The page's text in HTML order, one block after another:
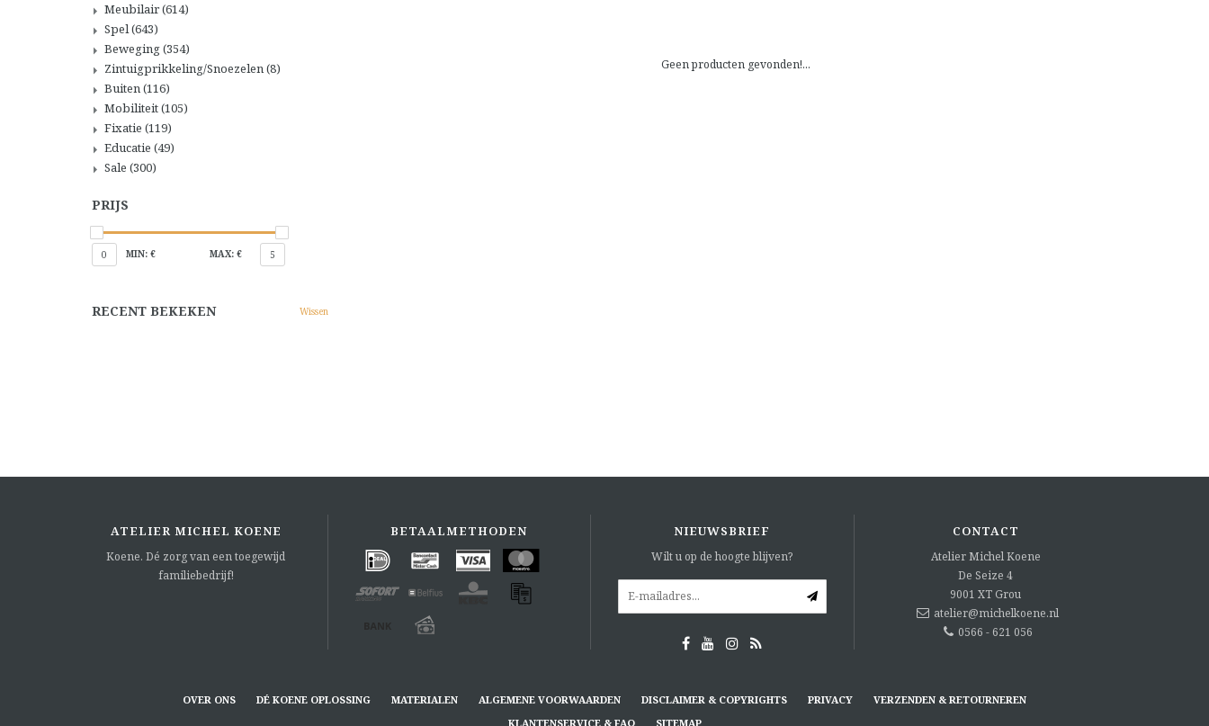
Meubilair(614)
Spel(643)
Beweging(354)
Zintuigprikkeling/Snoezelen(8)
Buiten(116)
Mobiliteit(105)
Fixatie (119)
Educatie (49)
Sale (300)
PRIJS
0 MIN: € MAX: € 5
RECENT BEKEKEN Wissen
Geen producten gevonden!...
ATELIER MICHEL KOENE
Koene. Dé zorg van een toegewijd
familiebedrijf!
BETAALMETHODEN NIEUWSBRIEF
Wilt u op de hoogte blijven?
CONTACT
Atelier Michel Koene
De Seize 4
9001 XT Grou
atelier@michelkoene.nl
0566 - 621 056
OVER ONS DÉ KOENE OPLOSSING MATERIALEN ALGEMENE VOORWAARDEN DISCLAIMER & COPYRIGHTS PRIVACY
VERZENDEN & RETOURNEREN
KLANTENSERVICE & FAQ
SITEMAP